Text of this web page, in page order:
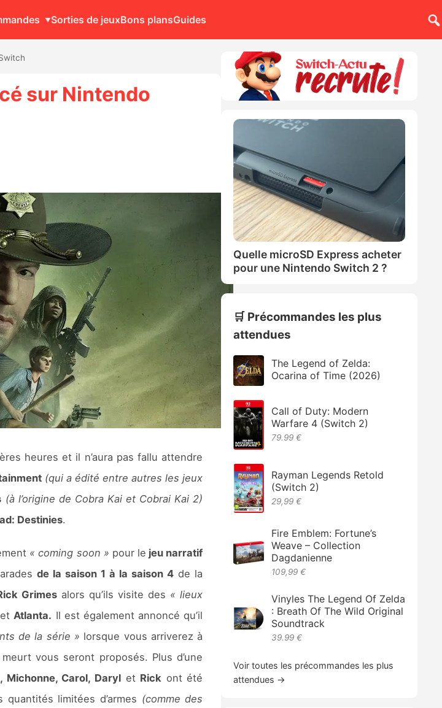
Sorties de jeuxBons plansGuides
sur Nintendo
heures et il n’aura pas fallu attendre
(qui a édité entre autres les jeux
(à l’origine de Cobra Kai et Cobrai Kai 2)
Destinies.
« coming soon » pour le jeu narratif
de la saison 1 à la saison 4 de la
Grimesalors qu’ils visite des « lieux
Atlanta. Il est également annoncé qu’il
de la série » lorsque vous arriverez à
vous seront proposés. Plus d’une
Michonne, Carol, Daryl et Rick ont été
limitées d’armes (comme des
Quelle microSD Express acheter
pour une Nintendo Switch 2 ?
🛒 Précommandes les plus
attendues
The Legend of Zelda:
Ocarina of Time (2026)
Call of Duty: Modern
Warfare 4 (Switch 2)
79.99 €
Rayman Legends Retold
(Switch 2)
29,99 €
Fire Emblem: Fortune’s
Weave – Collection
Dagdanienne
109,99 €
Vinyles The Legend Of Zelda
: Breath Of The Wild Original
Soundtrack
39.99 €
Voir toutes les précommandes les plus
attendues →